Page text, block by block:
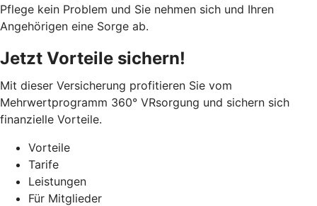
Pflege kein Problem und Sie nehmen sich und Ihren
Angehörigen eine Sorge ab.
Jetzt Vorteile sichern!
Mit dieser Versicherung profitieren Sie vom
Mehrwertprogramm 360° VRsorgung und sichern sich
finanzielle Vorteile.
Vorteile
Tarife
Leistungen
Für Mitglieder